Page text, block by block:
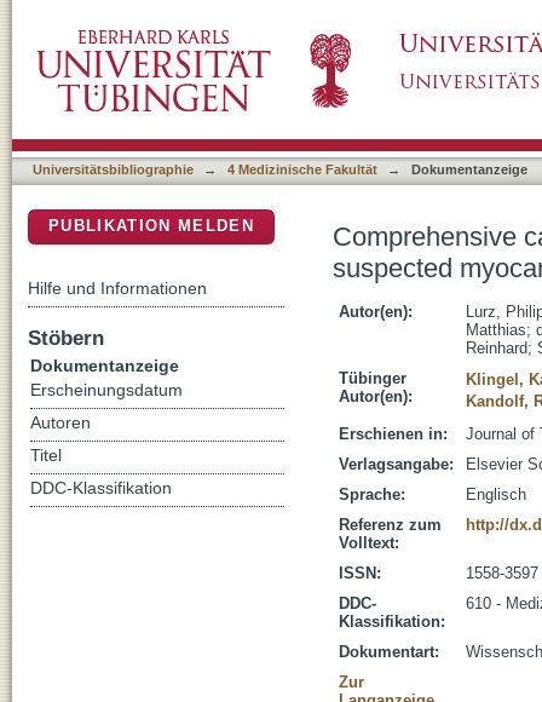
MyoRacer-trial
Universitätsbibliographie → 4 Medizinische Fakultät → Dokumentanzeige
Comprehensive
suspected
Autor(en):
Lurz,
Matthias;
Reinhard;
Tübinger
Autor(en):
Klingel,
Kandolf,
Erschienen in:
Journal of
Verlagsangabe:
Elsevier
Sprache:
Englisch
Referenz zum
Volltext:
http://
ISSN:
1558-3597
DDC-
Klassifikation:
610 -
Dokumentart:
Zur
PUBLIKATION MELDEN
Hilfe und Informationen
Stöbern
Dokumentanzeige
Erscheinungsdatum
Autoren
Titel
DDC-Klassifikation